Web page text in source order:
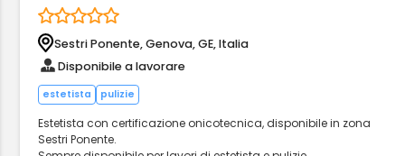
Sestri Ponente, Genova, GE, Italia
Disponibile a lavorare
estetista pulizie
Estetista con certificazione onicotecnica, disponibile in zona
Sestri Ponente.